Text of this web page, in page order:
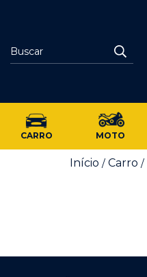
CARRO MOTO
Início / Carro /